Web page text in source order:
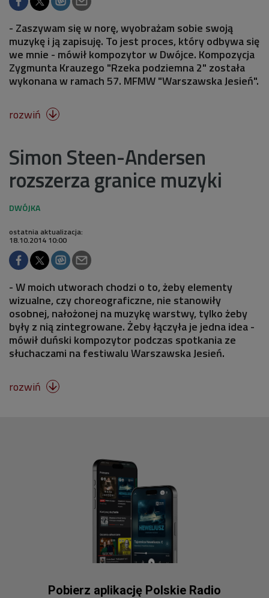
- Zaszywam się w norę, wyobrażam sobie swoją
muzykę i ją zapisuję. To jest proces, który odbywa się
we mnie - mówił kompozytor w Dwójce. Kompozycja
Zygmunta Krauzego "Rzeka podziemna 2" została
wykonana w ramach 57. MFMW "Warszawska Jesień".
rozwiń 
Simon Steen-Andersen
rozszerza granice muzyki
ostatnia aktualizacja:
18.10.2014 10:00
- W moich utworach chodzi o to, żeby elementy
wizualne, czy choreograficzne, nie stanowiły
osobnej, nałożonej na muzykę warstwy, tylko żeby
były z nią zintegrowane. Żeby łączyła je jedna idea -
mówił duński kompozytor podczas spotkania ze
słuchaczami na festiwalu Warszawska Jesień.
rozwiń 
Pobierz aplikację Polskie Radio